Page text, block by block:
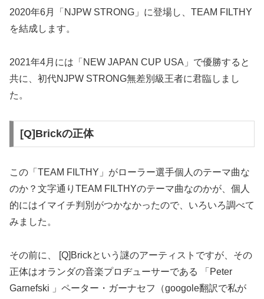
2020年6月「NJPW STRONG」に登場し、TEAM FILTHY
を結成します。
2021年4月には「NEW JAPAN CUP USA」で優勝すると
共に、初代NJPW STRONG無差別級王者に君臨しまし
た。
[Q]Brickの正体
この「TEAM FILTHY」がローラー選手個人のテーマ曲な
のか？文字通りTEAM FILTHYのテーマ曲なのかが、個人
的にはイマイチ判別がつかなかったので、いろいろ調べて
みました。
その前に、 [Q]Brickという謎のアーティストですが、その
正体はオランダの音楽プロヂューサーである 「Peter
Garnefski 」ペーター・ガーナセフ（googole翻訳で私が